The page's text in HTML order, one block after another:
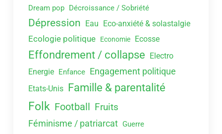
Dream pop Décroissance / Sobriété
Dépression Eau Eco-anxiété & solastalgie
Ecologie politique Economie Ecosse
Effondrement / collapse Electro
Energie Enfance Engagement politique
Etats-Unis Famille & parentalité
Folk Football Fruits
Féminisme / patriarcat Guerre